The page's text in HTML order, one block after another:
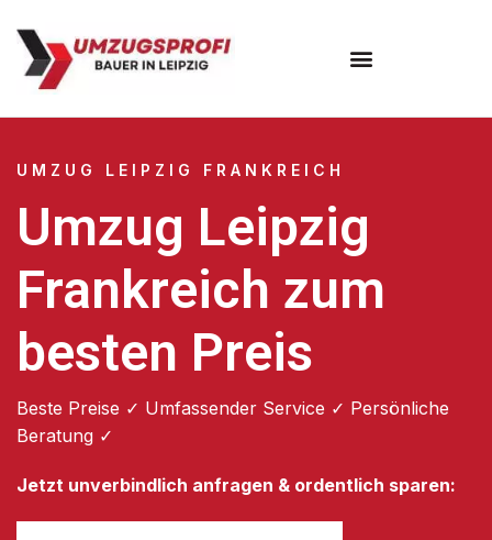
UMZUG LEIPZIG FRANKREICH
Umzug Leipzig
Frankreich zum
besten Preis
Beste Preise ✓ Umfassender Service ✓ Persönliche
Beratung ✓
Jetzt unverbindlich anfragen & ordentlich sparen: